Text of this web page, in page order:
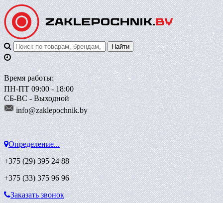
Время работы:
ПН-ПТ 09:00 - 18:00
СБ-ВС - Выходной
info@zaklepochnik.by
Определение...
+375 (29)395 24 88
+375 (33)375 96 96
Заказать звонок